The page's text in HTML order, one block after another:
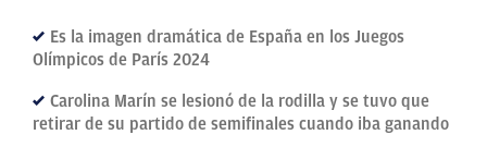
Es la imagen dramática de España en los Juegos
Olímpicos de París 2024
Carolina Marín se lesionó de la rodilla y se tuvo que
retirar de su partido de semifinales cuando iba ganando